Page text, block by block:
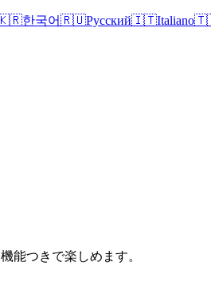
한국어🇷🇺Русский🇮🇹Italiano
能つきで楽しめます。